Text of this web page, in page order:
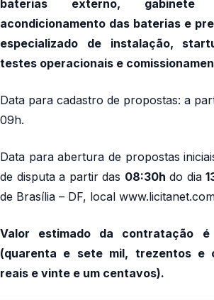
baterias externo, gabinete
acondicionamento das baterias e
especializado de instalação,
testes operacionais e
Data para cadastro de propostas: a
09h.
Data para abertura de propostas
de disputa a partir das 08:30h do dia
de Brasília – DF, local
Valor estimado da contratação
(quarenta e sete mil, trezentos e
reais e vinte e um centavos).